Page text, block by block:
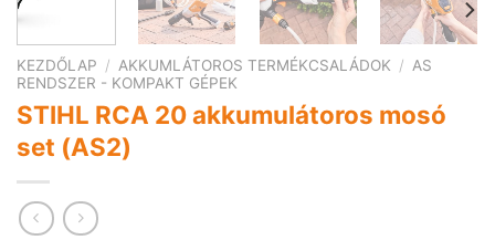
KEZDŐLAP / AKKUMLÁTOROS TERMÉKCSALÁDOK / AS
RENDSZER - KOMPAKT GÉPEK
STIHL RCA 20 akkumulátoros mosó
set (AS2)